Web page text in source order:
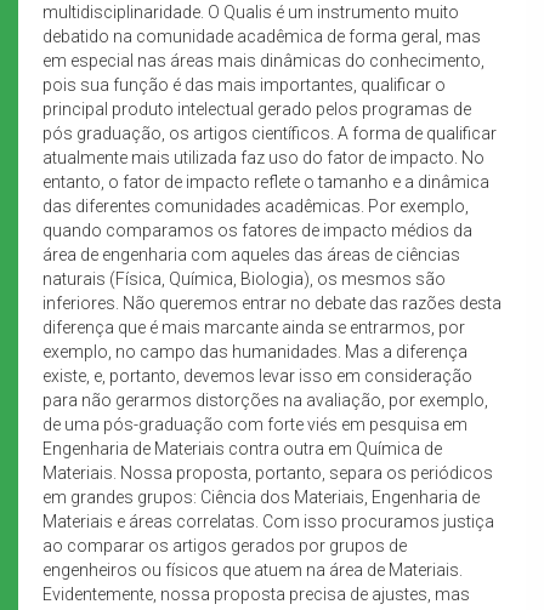
multidisciplinaridade. O Qualis é um instrumento muito
debatido na comunidade acadêmica de forma geral, mas
em especial nas áreas mais dinâmicas do conhecimento,
pois sua função é das mais importantes, qualificar o
principal produto intelectual gerado pelos programas de
pós graduação, os artigos científicos. A forma de qualificar
atualmente mais utilizada faz uso do fator de impacto. No
entanto, o fator de impacto reflete o tamanho e a dinâmica
das diferentes comunidades acadêmicas. Por exemplo,
quando comparamos os fatores de impacto médios da
área de engenharia com aqueles das áreas de ciências
naturais (Física, Química, Biologia), os mesmos são
inferiores. Não queremos entrar no debate das razões desta
diferença que é mais marcante ainda se entrarmos, por
exemplo, no campo das humanidades. Mas a diferença
existe, e, portanto, devemos levar isso em consideração
para não gerarmos distorções na avaliação, por exemplo,
de uma pós-graduação com forte viés em pesquisa em
Engenharia de Materiais contra outra em Química de
Materiais. Nossa proposta, portanto, separa os periódicos
em grandes grupos: Ciência dos Materiais, Engenharia de
Materiais e áreas correlatas. Com isso procuramos justiça
ao comparar os artigos gerados por grupos de
engenheiros ou físicos que atuem na área de Materiais.
Evidentemente, nossa proposta precisa de ajustes, mas